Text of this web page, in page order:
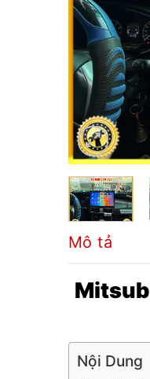
Mô tả
Nội Dung